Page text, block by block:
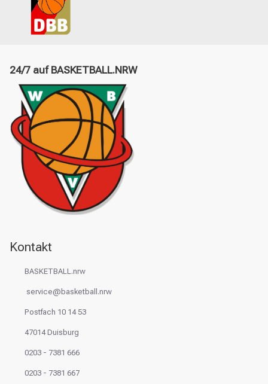
24/7 auf BASKETBALL.NRW
Kontakt
BASKETBALL.nrw
service@basketball.nrw
Postfach 10 14 53
47014 Duisburg
0203 - 7381 666
0203 - 7381 667